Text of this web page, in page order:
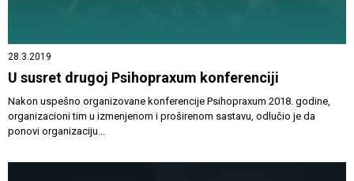
28.3.2019
U susret drugoj Psihopraxum konferenciji
Nakon uspešno organizovane konferencije Psihopraxum 2018. godine,
organizacioni tim u izmenjenom i proširenom sastavu, odlučio je da
ponovi organizaciju...